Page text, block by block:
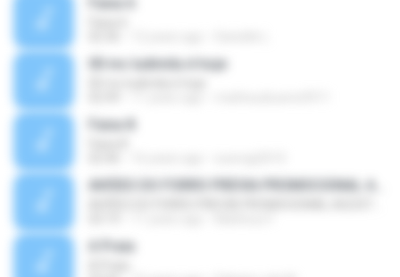
00 mc ludimila é hoje
Faixa 8
A Praia